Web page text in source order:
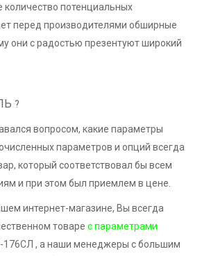
потенциальных
перед производителями обширные
они с радостью презентуют широкий
?
вопросом, какие параметры
параметров и опций всегда
который соответствовал бы всем
и при этом был приемлем в цене.
интернет-магазине, Вы всегда
товаре с параметрами
, а наши менеджеры с большим